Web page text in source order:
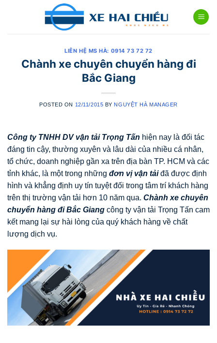
LIÊN HỆ MS HÀ: 0914 73 72 72
Chành xe chuyên chuyển hàng đi
Bắc Giang
POSTED ON 12/11/2015 BY NGUYỆT HÀ MANAGER
Công ty TNHH DV vận tải Trọng Tấn hiện nay là đối tác
đáng tin cậy, thường xuyên và lâu dài của nhiều cá nhân,
tổ chức, doanh nghiệp gần xa trên địa bàn TP. HCM và các
tỉnh khác, là một trong những đơn vị vận tảiđã được định
hình và khẳng định uy tín tuyệt đối trong tâm trí khách hàng
trên thị trường vận tải hơn 10 năm qua. Chành xe chuyên
chuyển hàng điBắc Giang công ty vận tải Trọng Tấn cam
kết mang lại sự hài lòng của quý khách hàng về chất
lượng dịch vụ.